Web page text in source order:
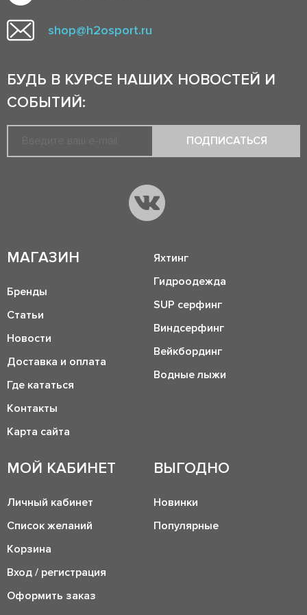
shop@h2osport.ru
БУДЬ В КУРСЕ НАШИХ НОВОСТЕЙ И
СОБЫТИЙ:
ПОДПИСАТЬСЯ
МАГАЗИН
Бренды
Статьи
Новости
Доставка и оплата
Где кататься
Контакты
Карта сайта
Яхтинг
Гидроодежда
SUP серфинг
Виндсерфинг
Вейкбординг
Водные лыжи
МОЙ КАБИНЕТ
Личный кабинет
Список желаний
Корзина
Вход / регистрация
Оформить заказ
ВЫГОДНО
Новинки
Популярные